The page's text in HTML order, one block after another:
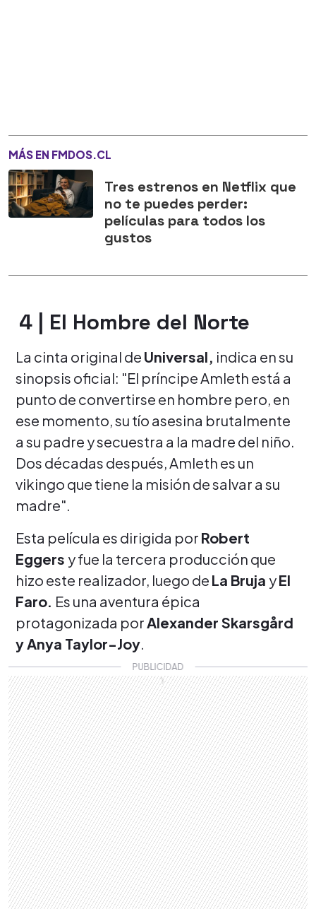
MÁS EN FMDOS.CL
Tres estrenos en Netflix que
no te puedes perder:
películas para todos los
gustos
4 | El Hombre del Norte
La cinta original de Universal, indica en su
sinopsis oficial: "El príncipe Amleth está a
punto de convertirse en hombre pero, en
ese momento, su tío asesina brutalmente
a su padre y secuestra a la madre del niño.
Dos décadas después, Amleth es un
vikingo que tiene la misión de salvar a su
madre".
Esta película es dirigida por Robert
Eggers y fue la tercera producción que
hizo este realizador, luego de La Bruja yEl
Faro. Es una aventura épica
protagonizada por Alexander Skarsgård
y Anya Taylor-Joy.